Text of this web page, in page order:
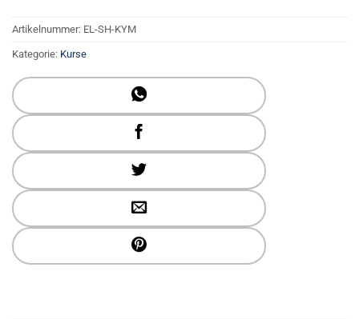
Artikelnummer: EL-SH-KYM
Kategorie: Kurse